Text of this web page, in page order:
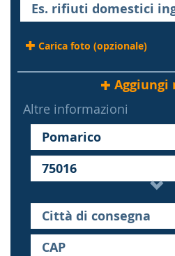
Carica foto (opzionale)
Aggiungi
Altre informazioni